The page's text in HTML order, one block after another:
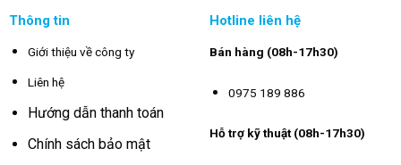
Thông tin
Giới thiệu về công ty
Liên hệ
Hướng dẫn thanh toán
Chính sách bảo mật
Hotline liên hệ
Bán hàng (08h-17h30)
0975 189 886
Hỗ trợ kỹ thuật (08h-17h30)